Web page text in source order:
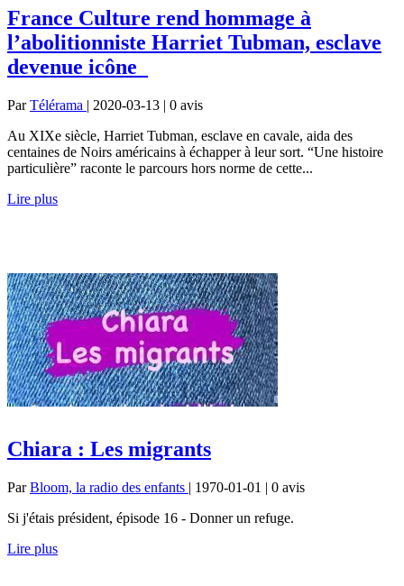
France Culture rend hommage à
l’abolitionniste Harriet Tubman, esclave
devenue icône
ParTélérama | 2020-03-13 | 0 avis
Au XIXe siècle, Harriet Tubman, esclave en cavale, aida des
centaines de Noirs américains à échapper à leur sort. “Une histoire
particulière” raconte le parcours hors norme de cette...
Lire plus
Chiara : Les migrants
ParBloom, la radio des enfants | 1970-01-01 | 0 avis
Si j'étais président, épisode 16 - Donner un refuge.
Lire plus